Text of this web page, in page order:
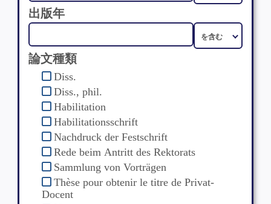
出版年
論文種類
Diss.
Diss., phil.
Habilitation
Habilitationsschrift
Nachdruck der Festschrift
Rede beim Antritt des Rektorats
Sammlung von Vorträgen
Thèse pour obtenir le titre de Privat-
Docent